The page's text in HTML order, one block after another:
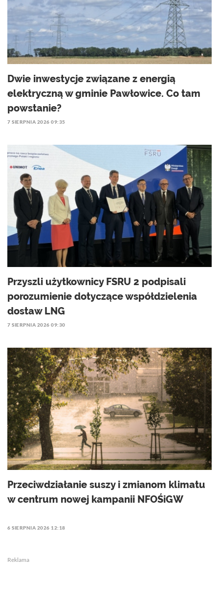
Dwie inwestycje związane z energią
elektryczną w gminie Pawłowice. Co tam
powstanie?
7 SIERPNIA 2026 09:35
Przyszli użytkownicy FSRU 2 podpisali
porozumienie dotyczące współdzielenia
dostaw LNG
7 SIERPNIA 2026 09:30
Przeciwdziałanie suszy i zmianom klimatu
w centrum nowej kampanii NFOŚiGW
6 SIERPNIA 2026 12:18
Reklama